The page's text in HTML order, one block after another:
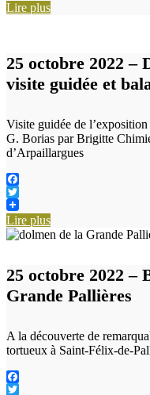
Lire plus
25 octobre 2022 –
visite guidée et
Visite guidée de
G. Borias par Brigitte
d’Arpaillargues
Facebook
Twitter
Lire plus
25 octobre 2022 –
Grande Pallières
A la découverte de
tortueux à Saint-Félix-de-
Facebook